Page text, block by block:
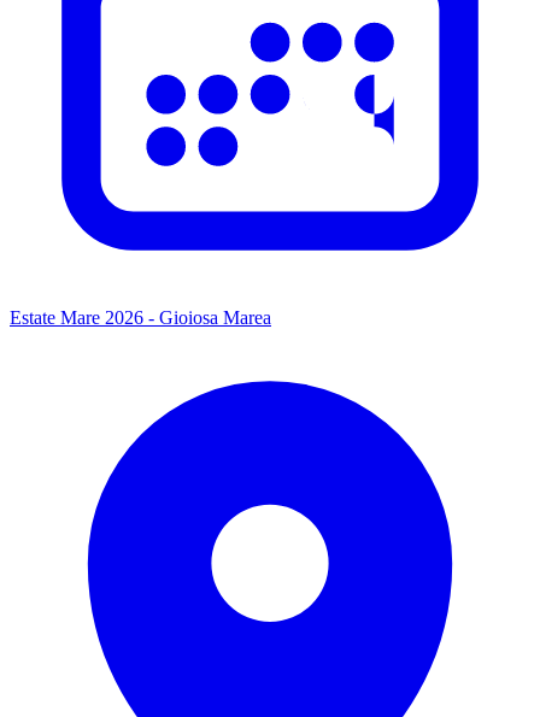
Estate Mare 2026 - Gioiosa Marea